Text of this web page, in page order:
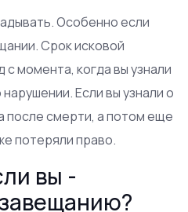
Особенно если
Срок исковой
с момента, когда вы узнали
Если вы узнали о
после смерти, а потом еще
потеряли право.
вы -